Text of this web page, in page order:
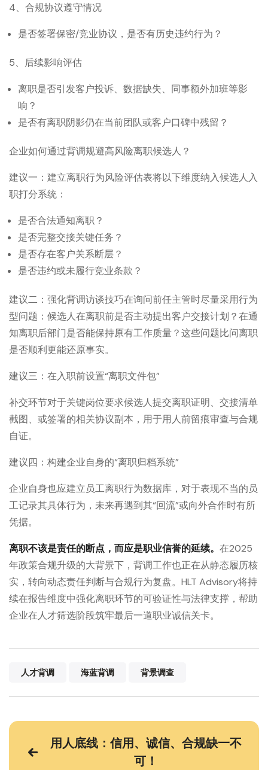
4、合规协议遵守情况
是否签署保密/竞业协议，是否有历史违约行为？
5、后续影响评估
离职是否引发客户投诉、数据缺失、同事额外加班等影
响？
是否有离职阴影仍在当前团队或客户口碑中残留？
企业如何通过背调规避高风险离职候选人？
建议一：建立离职行为风险评估表将以下维度纳入候选人入
职打分系统：
是否合法通知离职？
是否完整交接关键任务？
是否存在客户关系断层？
是否违约或未履行竞业条款？
建议二：强化背调访谈技巧在询问前任主管时尽量采用行为
型问题：候选人在离职前是否主动提出客户交接计划？在通
知离职后部门是否能保持原有工作质量？这些问题比问离职
是否顺利更能还原事实。
建议三：在入职前设置“离职文件包”
补交环节对于关键岗位要求候选人提交离职证明、交接清单
截图、或签署的相关协议副本，用于用人前留痕审查与合规
自证。
建议四：构建企业自身的“离职归档系统”
企业自身也应建立员工离职行为数据库，对于表现不当的员
工记录其具体行为，未来再遇到其“回流”或向外合作时有所
凭据。
离职不该是责任的断点，而应是职业信誉的延续。 在2025
年政策合规升级的大背景下，背调工作也正在从静态履历核
实，转向动态责任判断与合规行为复盘。HLT Advisory将持
续在报告维度中强化离职环节的可验证性与法律支撑，帮助
企业在人才筛选阶段筑牢最后一道职业诚信关卡。
人才背调 海蓝背调 背景调查
用人底线：信用、诚信、合规缺一不
可！